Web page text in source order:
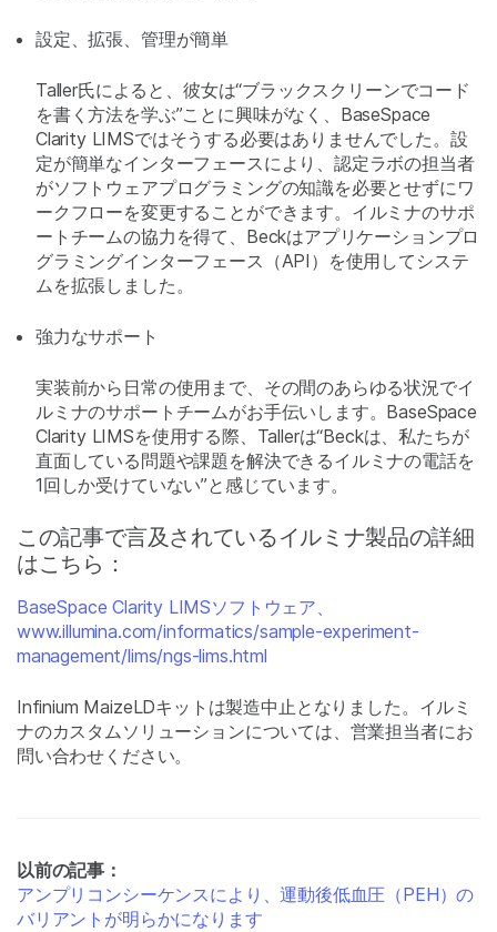
設定、拡張、管理が簡単
Taller氏によると、彼女は“ブラックスクリーンでコード
を書く方法を学ぶ”ことに興味がなく、BaseSpace
Clarity LIMSではそうする必要はありませんでした。設
定が簡単なインターフェースにより、認定ラボの担当者
がソフトウェアプログラミングの知識を必要とせずにワ
ークフローを変更することができます。イルミナのサポ
ートチームの協力を得て、Beckはアプリケーションプロ
グラミングインターフェース（API）を使用してシステ
ムを拡張しました。
強力なサポート
実装前から日常の使用まで、その間のあらゆる状況でイ
ルミナのサポートチームがお手伝いします。BaseSpace
Clarity LIMSを使用する際、Tallerは“Beckは、私たちが
直面している問題や課題を解決できるイルミナの電話を
1回しか受けていない”と感じています。
この記事で言及されているイルミナ製品の詳細
はこちら：
BaseSpace Clarity LIMSソフトウェア、
www.illumina.com/informatics/sample-experiment-
management/lims/ngs-lims.html
Infinium MaizeLDキットは製造中止となりました。イルミ
ナのカスタムソリューションについては、営業担当者にお
問い合わせください。
以前の記事：
アンプリコンシーケンスにより、運動後低血圧（PEH）の
バリアントが明らかになります